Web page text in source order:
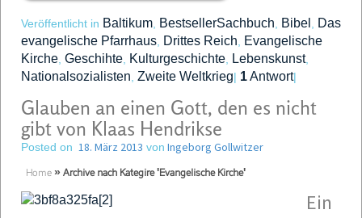
Veröffentlicht in Baltikum BestsellerSachbuch Bibel
Das
evangelische Pfarrhaus Drittes Reich
Evangelische
Kirche Geschihte Kulturgeschichte Lebenskunst,
Nationalsozialisten Zweite Weltkrieg| 1Antwort|
Glauben an einen Gott, den es nicht
gibt von Klaas Hendrikse
Posted on 18. März 2013 von Ingeborg Gollwitzer
Home » Archive nach Kategire 'Evangelische Kirche'
Ein